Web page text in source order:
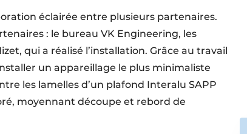
éclairée entre plusieurs partenaires.
: le bureau VK Engineering, les
qui a réalisé l’installation. Grâce au travail
un appareillage le plus minimaliste
les lamelles d’un plafond Interalu SAPP
moyennant découpe et rebord de